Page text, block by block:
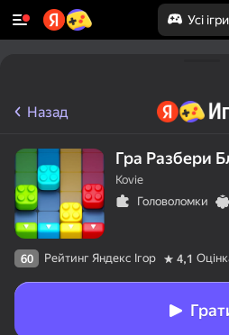
Усі ігри
Назад
Гра Разбери
Kovie
Головоломки
60 Рейтинг Яндекс Ігор 4,1